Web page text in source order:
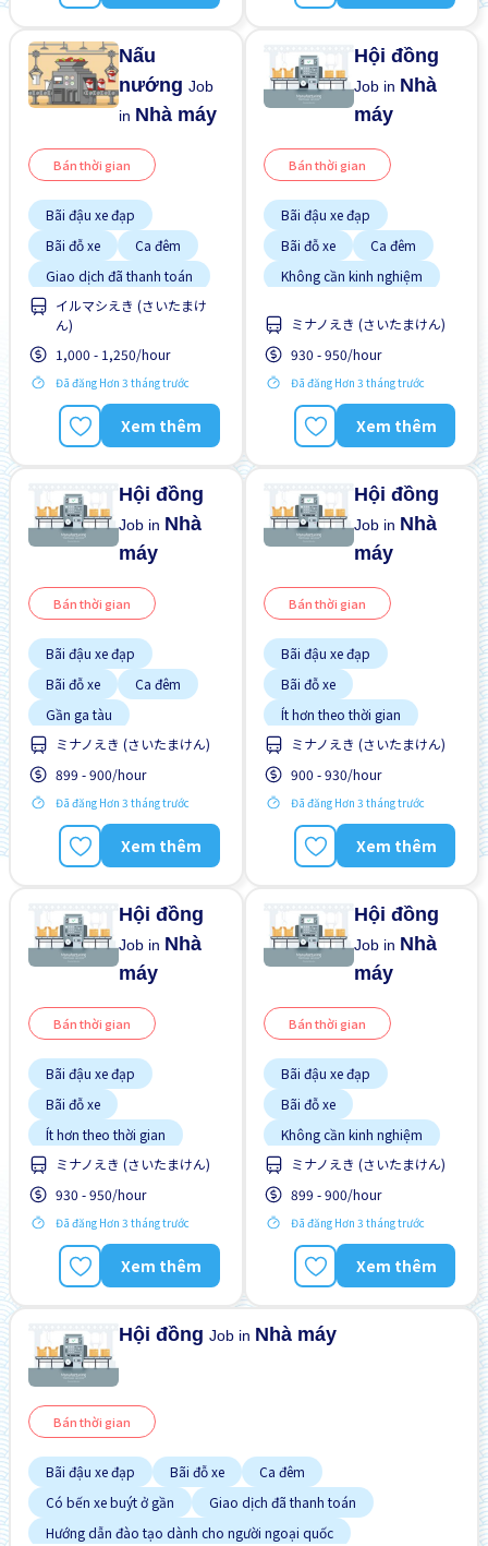
Nấu
nướngJob
in Nhà máy
Bán thời gian
Bãi đậu xe đạp
Bãi đỗ xe
Ca đêm
Giao dịch đã thanh toán
Không cần kinh nghiệm
Lao động người nước
ngoài
Tạm ứng lương
Ưu tiên nam giới
イルマシえき (さいたまけ
ん)
1,000 - 1,250/hour
Đã đăng Hơn 3 tháng trước
Xem thêm
Hội đồng
Job in Nhà
máy
Bán thời gian
Bãi đậu xe đạp
Bãi đỗ xe
Ca đêm
Không cần kinh nghiệm
ngoài
Nhiều hơn theo thời gian
Ưu tiên nam giới
ミナノえき (さいたまけん)
930 - 950/hour
Đã đăng Hơn 3 tháng trước
Xem thêm
Hội đồng
Job in Nhà
máy
Bán thời gian
Bãi đậu xe đạp
Bãi đỗ xe
Ca đêm
Gần ga tàu
Không cần kinh nghiệm
Nhiều hơn theo thời gian
Ưu tiên nam giới
ミナノえき (さいたまけん)
899 - 900/hour
Đã đăng Hơn 3 tháng trước
Xem thêm
Hội đồng
Job in Nhà
máy
Bán thời gian
Bãi đậu xe đạp
Bãi đỗ xe
Ít hơn theo thời gian
Không cần kinh nghiệm
Ưu tiên nam giới
Ưu tiên nữ giới
ミナノえき (さいたまけん)
900 - 930/hour
Đã đăng Hơn 3 tháng trước
Xem thêm
Hội đồng
Job in Nhà
máy
Bán thời gian
Bãi đậu xe đạp
Bãi đỗ xe
Ít hơn theo thời gian
Không cần kinh nghiệm
Thời hạn ngắn
Ưu tiên nam giới
Ưu tiên nữ giới
WKND & HOL tắt
ミナノえき (さいたまけん)
930 - 950/hour
Đã đăng Hơn 3 tháng trước
Xem thêm
Hội đồng
Job in Nhà
máy
Bán thời gian
Bãi đậu xe đạp
Bãi đỗ xe
Không cần kinh nghiệm
Lao động người nước
ngoài
Thời hạn ngắn
Ưu tiên nam giới
Ưu tiên nữ giới
WKND & HOL tắt
ミナノえき (さいたまけん)
899 - 900/hour
Đã đăng Hơn 3 tháng trước
Xem thêm
Hội đồngJob in Nhà máy
Bán thời gian
Bãi đậu xe đạp Bãi đỗ xe
Ca đêm
Có bến xe buýt ở gần
Giao dịch đã thanh toán
Hướng dẫn đào tạo dành cho người ngoại quốc